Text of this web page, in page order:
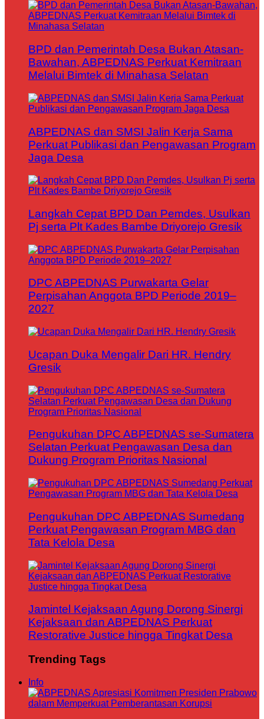
BPD dan Pemerintah Desa Bukan Atasan-
Bawahan, ABPEDNAS Perkuat Kemitraan
Melalui Bimtek di Minahasa Selatan
ABPEDNAS dan SMSI Jalin Kerja Sama
Perkuat Publikasi dan Pengawasan Program
Jaga Desa
Langkah Cepat BPD Dan Pemdes, Usulkan
Pj serta Plt Kades Bambe Driyorejo Gresik
DPC ABPEDNAS Purwakarta Gelar
Perpisahan Anggota BPD Periode 2019–
2027
Ucapan Duka Mengalir Dari HR. Hendry
Gresik
Pengukuhan DPC ABPEDNAS se-Sumatera
Selatan Perkuat Pengawasan Desa dan
Dukung Program Prioritas Nasional
Pengukuhan DPC ABPEDNAS Sumedang
Perkuat Pengawasan Program MBG dan
Tata Kelola Desa
Jamintel Kejaksaan Agung Dorong Sinergi
Kejaksaan dan ABPEDNAS Perkuat
Restorative Justice hingga Tingkat Desa
Trending Tags
Info